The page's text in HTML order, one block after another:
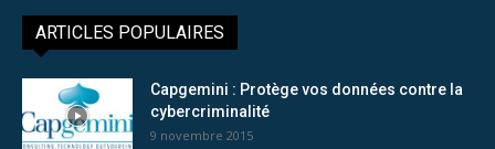
ARTICLES POPULAIRES
Capgemini : Protège vos données contre la
cybercriminalité
9 novembre 2015